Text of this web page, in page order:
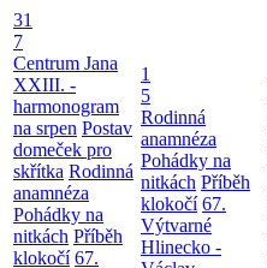
31
7
Centrum Jana
XXIII. -
harmonogram
na srpen Postav
domeček pro
skřítka Rodinná
anamnéza
Pohádky na
nitkách Příběh
klokočí 67.
1
5
Rodinná
anamnéza
Pohádky na
nitkách Příběh
klokočí 67.
Výtvarné
Hlinecko -